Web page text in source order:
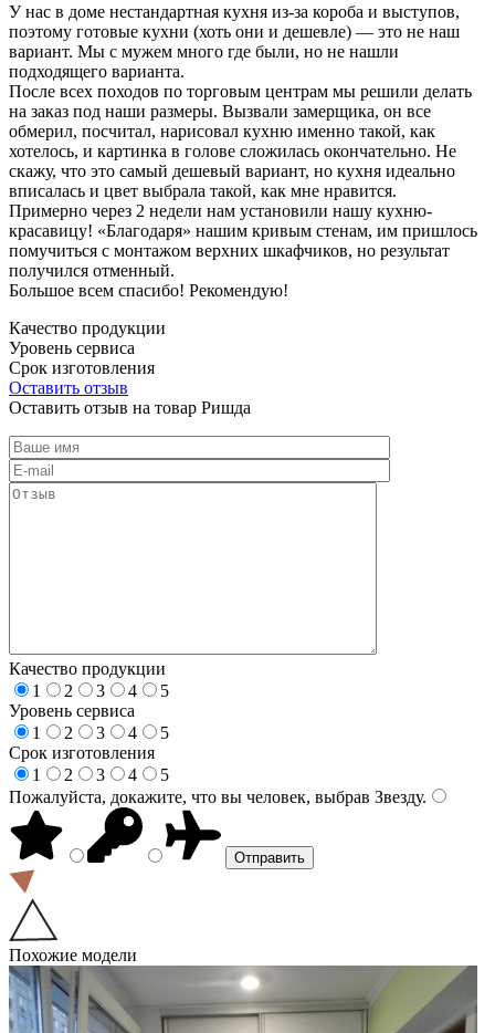
У нас в доме нестандартная кухня из-за короба и выступов,
поэтому готовые кухни (хоть они и дешевле) — это не наш
вариант. Мы с мужем много где были, но не нашли
подходящего варианта.
После всех походов по торговым центрам мы решили делать
на заказ под наши размеры. Вызвали замерщика, он все
обмерил, посчитал, нарисовал кухню именно такой, как
хотелось, и картинка в голове сложилась окончательно. Не
скажу, что это самый дешевый вариант, но кухня идеально
вписалась и цвет выбрала такой, как мне нравится.
Примерно через 2 недели нам установили нашу кухню-
красавицу! «Благодаря» нашим кривым стенам, им пришлось
помучиться с монтажом верхних шкафчиков, но результат
получился отменный.
Большое всем спасибо! Рекомендую!
Качество продукции
Уровень сервиса
Срок изготовления
Оставить отзыв
Оставить отзыв на товар Ришда
Качество продукции
1
2 3 4
5
Уровень сервиса
1
2 3 4
5
Срок изготовления
1
2 3 4
5
Пожалуйста, докажите, что вы человек, выбрав Звезду.
Похожие модели